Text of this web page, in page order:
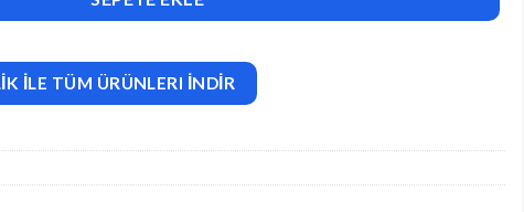
İLE TÜM ÜRÜNLERI İNDİR